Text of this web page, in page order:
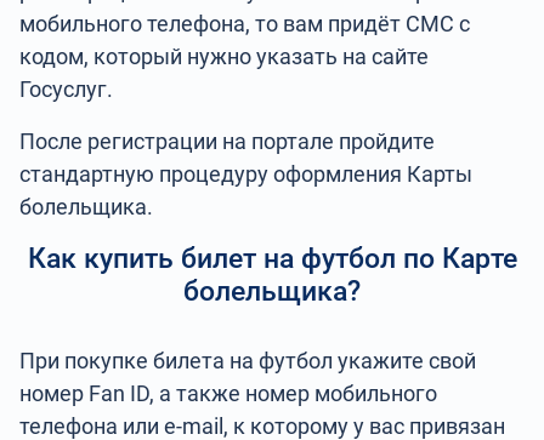
мобильного телефона, то вам придёт СМС с
кодом, который нужно указать на сайте
Госуслуг.
После регистрации на портале пройдите
стандартную процедуру оформления Карты
болельщика.
Как купить билет на футбол по Карте
болельщика?
При покупке билета на футбол укажите свой
номер Fan ID, а также номер мобильного
телефона или e-mail, к которому у вас привязан